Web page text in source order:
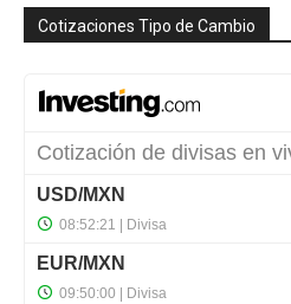
Cotizaciones Tipo de Cambio